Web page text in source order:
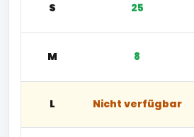
S 25
M 8
L Nicht verfügbar